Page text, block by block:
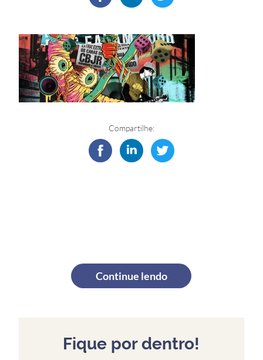
Compartilhe:
Continue lendo
Fique por dentro!